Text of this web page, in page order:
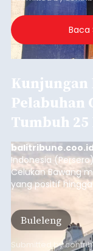
Buleleng.
Baca
Kunjungan
Pelabuhan
Tumbuh 25
Indonesia
Celukan Bawang
yang positif hingga
dari arus kapal
Tonnage (GT),
dibandingkan
yang tercatat
Buleleng
Submitted by